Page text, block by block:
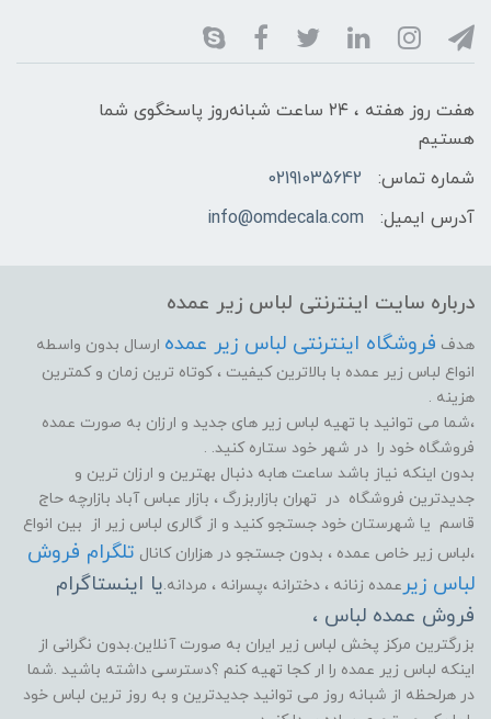
هفت روز هفته ، ۲۴ ساعت شبانه‌روز پاسخگوی شما
هستیم
شماره تماس:
02191035642
آدرس ایمیل:
info@omdecala.com
درباره سایت اینترنتی لباس زیر عمده
هدف فروشگاه اینترنتی لباس زیر عمده ارسال بدون واسطه
انواع لباس زیر عمده با بالاترین کیفیت ، کوتاه ترین زمان و کمترین
هزینه .
،شما می توانید با تهیه لباس زیر های جدید و ارزان به صورت عمده
فروشگاه خود را در شهر خود ستاره کنید. .
بدون اینکه نیاز باشد ساعت هابه دنبال بهترین و ارزان ترین و
جدیدترین فروشگاه در تهران بازاربزرگ ، بازار عباس آباد بازارچه حاج
قاسم یا شهرستان خود جستجو کنید و از گالری لباس زیر از بین انواع
،لباس زیر خاص عمده ، بدون جستجو در هزاران کانال تلگرام فروش
لباس زیر عمده زنانه ، دخترانه ،پسرانه ، مردانه.یا اینستاگرام
فروش عمده لباس ،
بزرگترین مرکز پخش لباس زیر ایران به صورت آنلاین.بدون نگرانی از
اینکه لباس زیر عمده را ار کجا تهیه کنم ؟دسترسی داشته باشید .شما
در هرلحظه از شبانه روز می توانید جدیدترین و به روز ترین لباس خود